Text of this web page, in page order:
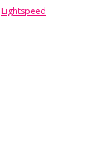
Lightspeed